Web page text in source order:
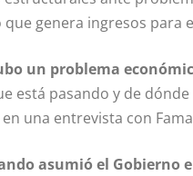
genera ingresos para
un problema
está pasando y de
una entrevista con
asumió el Gobierno